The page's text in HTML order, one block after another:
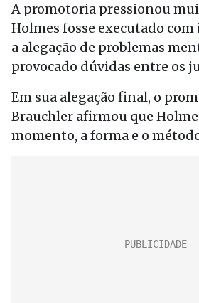
A promotoria pressionou
Holmes fosse executado
a alegação de problemas
provocado dúvidas entre os
Em sua alegação final, o
Brauchler afirmou que
momento, a forma e o